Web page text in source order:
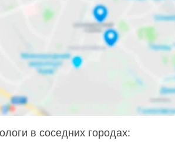
в соседних городах: